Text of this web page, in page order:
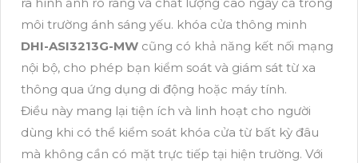
môi trường ánh sáng yếu. khóa cửa thông minh
DHI-ASI3213G-MW cũng có khả năng kết nối mạng
nội bộ, cho phép bạn kiểm soát và giám sát từ xa
thông qua ứng dụng di động hoặc máy tính.
Điều này mang lại tiện ích và linh hoạt cho người
dùng khi có thể kiểm soát khóa cửa từ bất kỳ đâu
mà không cần có mặt trực tiếp tại hiện trường. Với